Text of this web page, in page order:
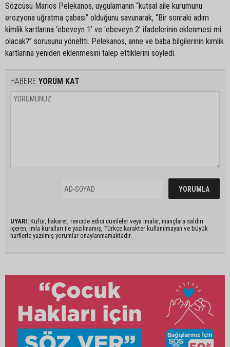
Sözcüsü Marios Pelekanos, uygulamanın “kutsal aile kurumunu
erozyona uğratma çabası” olduğunu savunarak, “Bir sonraki adım
kimlik kartlarına ‘ebeveyn 1’ ve ‘ebeveyn 2’ ifadelerinin eklenmesi mi
olacak?” sorusunu yöneltti. Pelekanos, anne ve baba bilgilerinin kimlik
kartlarına yeniden eklenmesini talep ettiklerini söyledi.
HABERE YORUM KAT
UYARI: Küfür, hakaret, rencide edici cümleler veya imalar, inançlara saldırı
içeren, imla kuralları ile yazılmamış, Türkçe karakter kullanılmayan ve büyük
harflerle yazılmış yorumlar onaylanmamaktadır.